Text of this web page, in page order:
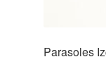
Parasoles